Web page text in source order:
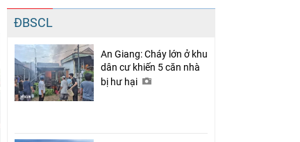
ĐBSCL
An Giang: Cháy lớn ở khu
dân cư khiến 5 căn nhà
bị hư hại